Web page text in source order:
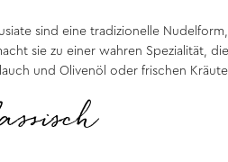
sind eine tradizionelle
sie zu einer wahren Spezialität,
und Olivenöl oder frischen